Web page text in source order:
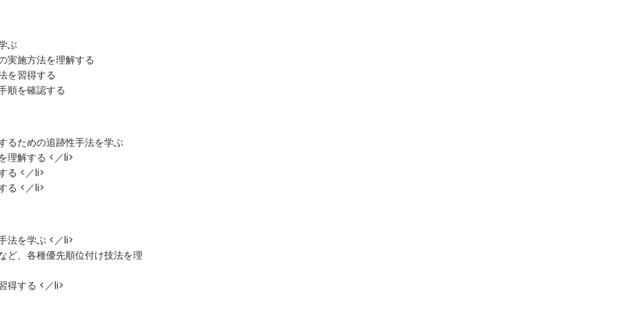
ぶ
実施方法を理解する
を習得する
順を確認する
るための追跡性手法を学ぶ
理解する <／li>
る <／li>
る <／li>
法を学ぶ <／li>
ど、各種優先順位付け技法を理
得する <／li>